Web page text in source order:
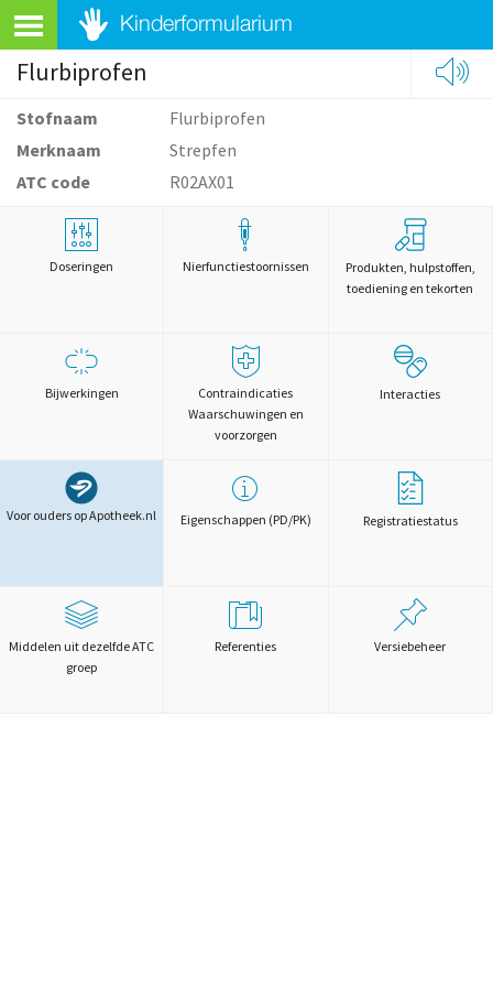
Flurbiprofen
Stofnaam
Flurbiprofen
Merknaam
Strepfen
ATC code
R02AX01
Doseringen Nierfunctiestoornissen
Produkten, hulpstoffen,
toediening en tekorten
Bijwerkingen
Contraindicaties
Waarschuwingen en
voorzorgen
Interacties
Voor ouders op Apotheek.nl Eigenschappen (PD/PK) Registratiestatus
Middelen uit dezelfde ATC
groep
Referenties Versiebeheer